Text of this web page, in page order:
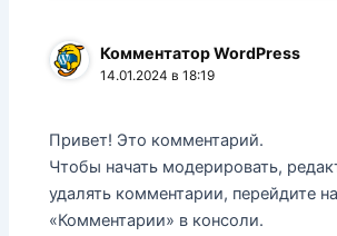
Комментатор WordPress
14.01.2024 в 18:19
Привет! Это комментарий.
Чтобы начать модерировать,
удалять комментарии, перейдите
«Комментарии» в консоли.